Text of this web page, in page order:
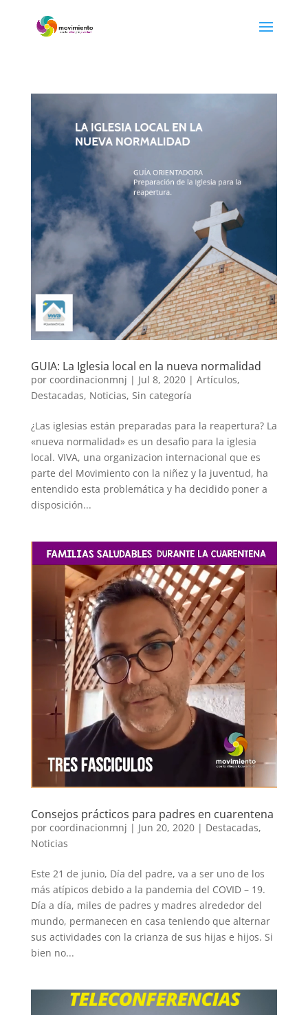
GUIA: La Iglesia local en la nueva normalidad
por coordinacionmnj | Jul 8, 2020| Artículos,
Destacadas, Noticias, Sin categoría
¿Las iglesias están preparadas para la reapertura? La
«nueva normalidad» es un desafio para la iglesia
local. VIVA, una organizacion internacional que es
parte del Movimiento con la niñez y la juventud, ha
entendido esta problemática y ha decidido poner a
disposición...
Consejos prácticos para padres en cuarentena
por coordinacionmnj | Jun 20, 2020| Destacadas,
Noticias
Este 21 de junio, Día del padre, va a ser uno de los
más atípicos debido a la pandemia del COVID – 19.
Día a día, miles de padres y madres alrededor del
mundo, permanecen en casa teniendo que alternar
sus actividades con la crianza de sus hijas e hijos. Si
bien no...